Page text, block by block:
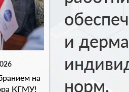
на
КГМУ!
и
норм.